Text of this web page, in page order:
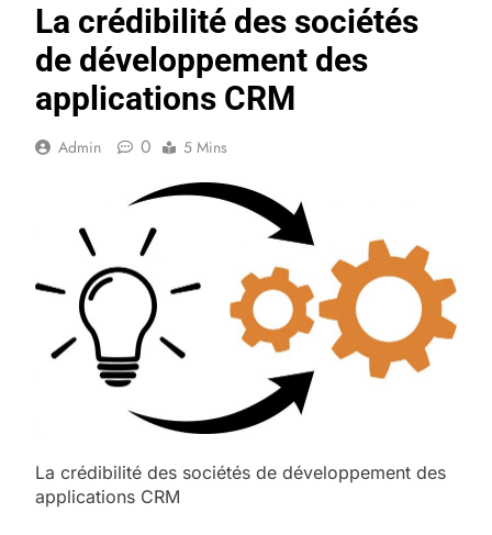
La crédibilité des sociétés
de développement des
applications CRM
Admin 0 5 Mins
La crédibilité des sociétés de développement des
applications CRM